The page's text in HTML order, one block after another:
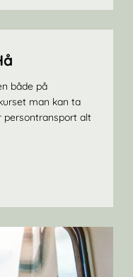
både på
man kan ta
persontransport alt